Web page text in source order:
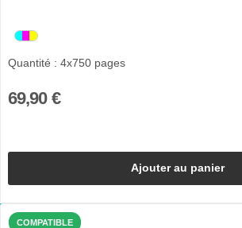
Quantité : 4x750 pages
69,90 €
Ajouter au panier
COMPATIBLE